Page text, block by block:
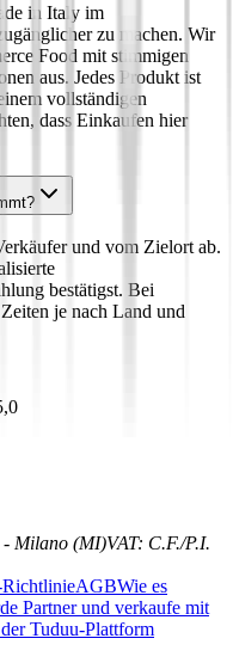
in Italy im
zu machen. Wir
Food mit stimmigen
aus. Jedes Produkt ist
vollständigen
dass Einkaufen hier
und vom Zielort ab.
bestätigst. Bei
je nach Land und
- Milano (MI)VAT: C.F./P.I.
AGBWie es
Partner und verkaufe mit
Tuduu-Plattform